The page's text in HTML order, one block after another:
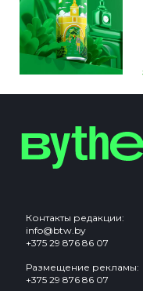
Контакты редакции:
info@btw.by
+375 29 876 86 07
Размещение рекламы:
+375 29 876 86 07